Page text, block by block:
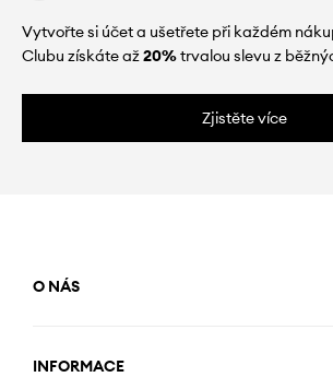
Vytvořte si účet a ušetřete při každém
Clubu získáte až20%trvalou slevu z
Zjistěte více
O NÁS
INFORMACE